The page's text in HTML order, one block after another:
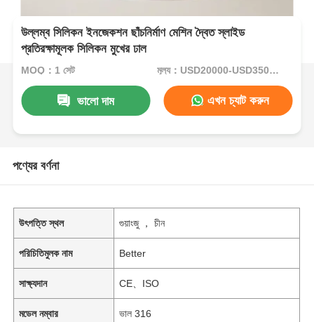
উল্লম্ব সিলিকন ইনজেকশন ছাঁচনির্মাণ মেশিন দ্বৈত স্লাইড
প্রতিরক্ষামূলক সিলিকন মুখের ঢাল
MOQ：1 সেট মূল্য：USD20000-USD35000per set
ভালো দাম এখন চ্যাট করুন
পণ্যের বর্ণনা
উৎপত্তি স্থল গুয়াংজু ， চীন
পরিচিতিমুলক নাম Better
সাক্ষ্যদান CE、ISO
মডেল নম্বার ভাল 316